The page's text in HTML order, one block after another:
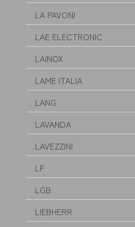
LA PAVONI
LAE ELECTRONIC
LAINOX
LAME ITALIA
LANG
LAVANDA
LAVEZZINI
LF
LGB
LIEBHERR